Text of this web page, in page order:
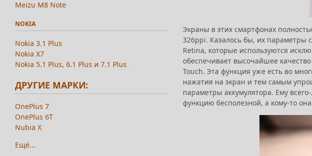
Экраны в этих смартфонах
326ppi. Казалось бы, их параметры
Retina, которые используются
обеспечивает высочайшее
Touch. Эта функция уже есть во
нажатия на экран и тем самым
параметры аккумулятора. Ему
функцию бесполезной, а кому-то
Meizu M8 Note
NOKIA
Nokia 3.1 Plus
Nokia X7
Nokia 5.1 Plus, 6.1 Plus и 7.1 Plus
ДРУГИЕ МАРКИ:
OnePlus 7
OnePlus 6T
Nubia X
Ещё...